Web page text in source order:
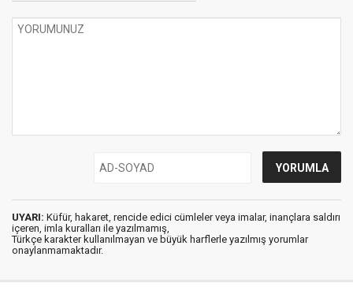
UYARI: Küfür, hakaret, rencide edici cümleler veya imalar, inançlara saldırı
içeren, imla kuralları ile yazılmamış,
Türkçe karakter kullanılmayan ve büyük harflerle yazılmış yorumlar
onaylanmamaktadır.